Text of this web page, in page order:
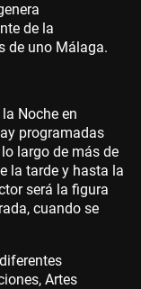
de la
de uno Málaga.
Noche en
programadas
largo de más de
la tarde y hasta la
será la figura
cuando se
Artes